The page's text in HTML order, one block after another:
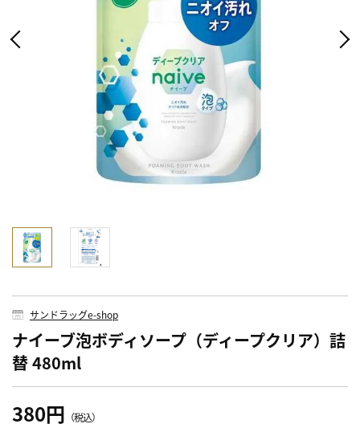
サンドラッグe-shop
ナイーブ泡ボディソープ（ディープクリア）詰
替 480ml
380円 （税込）